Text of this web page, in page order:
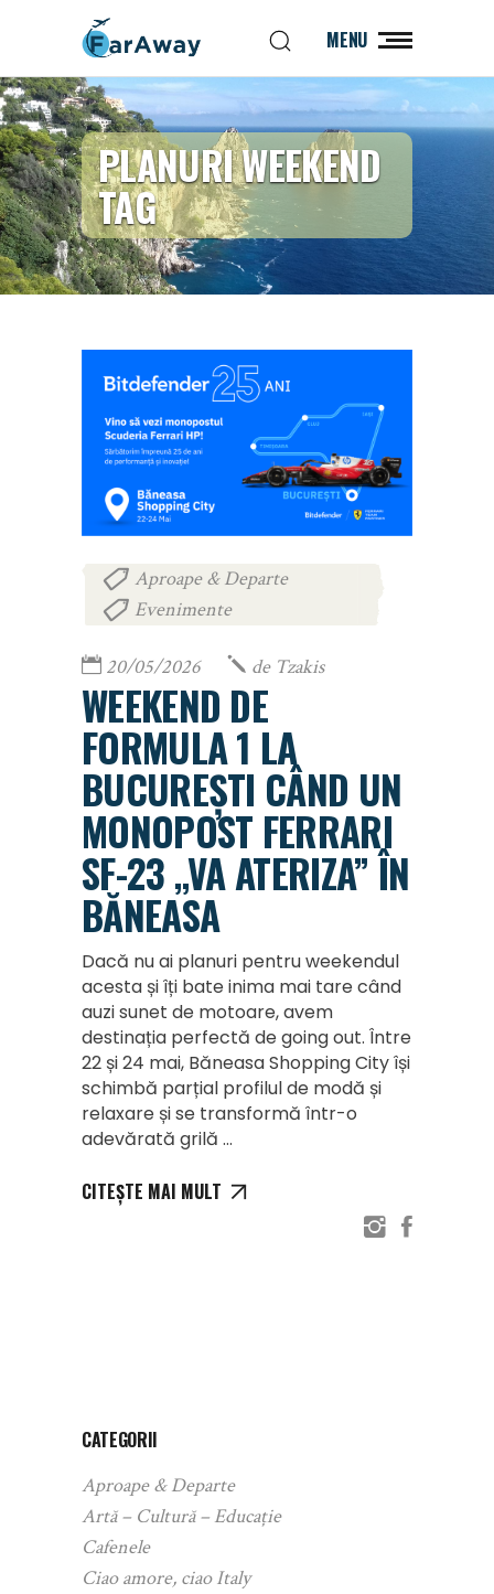
MENU
PLANURI WEEKEND
TAG
Aproape & Departe
Evenimente
20/05/2026 de Tzakis
WEEKEND DE
FORMULA 1 LA
BUCUREȘTI CÂND UN
MONOPOST FERRARI
SF-23 „VA ATERIZA” ÎN
BĂNEASA
Dacă nu ai planuri pentru weekendul
acesta și îți bate inima mai tare când
auzi sunet de motoare, avem
destinația perfectă de going out. Între
22 și 24 mai, Băneasa Shopping City își
schimbă parțial profilul de modă și
relaxare și se transformă într-o
adevărată grilă
CITEȘTE MAI MULT
CATEGORII
Aproape & Departe
Artă – Cultură – Educație
Cafenele
Ciao amore, ciao Italy